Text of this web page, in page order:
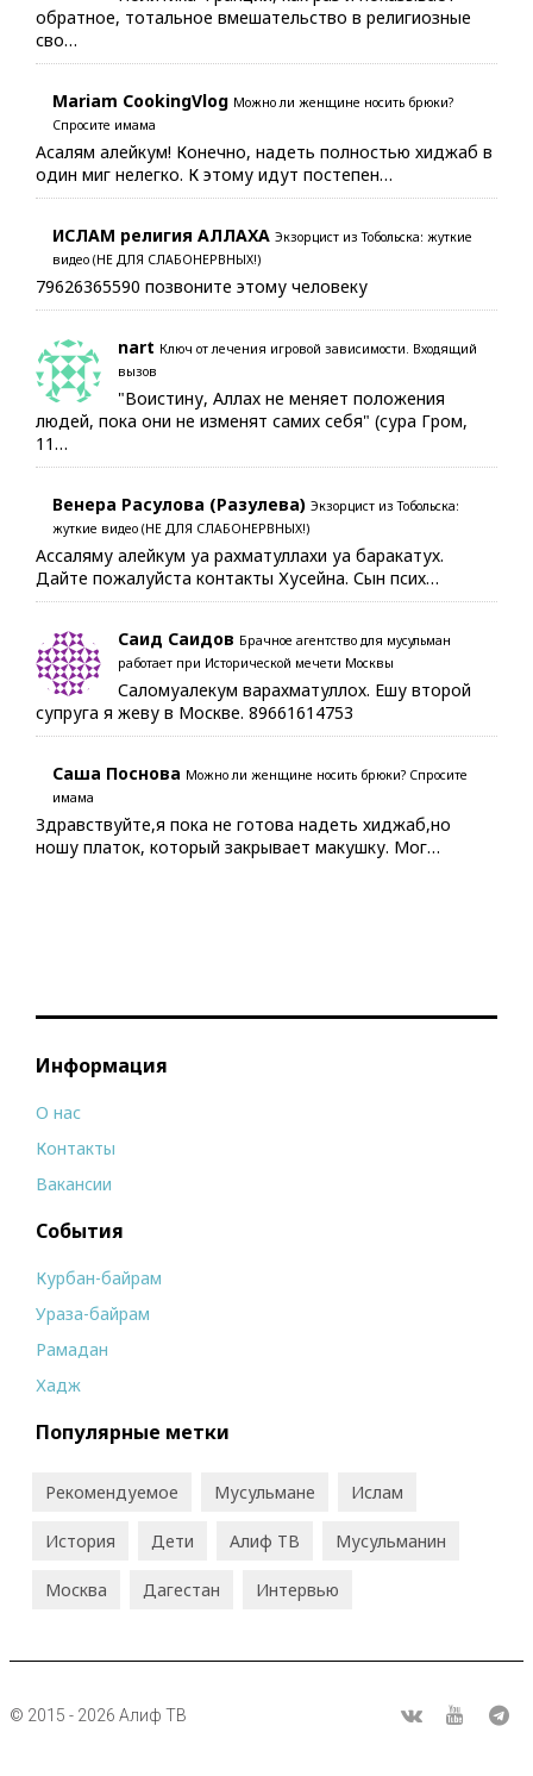
обратное, тотальное вмешательство в религиозные
сво…
Mariam CookingVlog Можно ли женщине носить брюки?
Спросите имама
Асалям алейкум! Конечно, надеть полностью хиджаб в
один миг нелегко. К этому идут постепен…
ИСЛАМ религия АЛЛАХА Экзорцист из Тобольска: жуткие
видео (НЕ ДЛЯ СЛАБОНЕРВНЫХ!)
79626365590 позвоните этому человеку
nart Ключ от лечения игровой зависимости. Входящий
вызов
"Воистину, Аллах не меняет положения
людей, пока они не изменят самих себя" (сура Гром,
11…
Венера Расулова (Разулева) Экзорцист из Тобольска:
жуткие видео (НЕ ДЛЯ СЛАБОНЕРВНЫХ!)
Ассаляму алейкум уа рахматуллахи уа баракатух.
Дайте пожалуйста контакты Хусейна. Сын псих…
Саид Саидов Брачное агентство для мусульман
работает при Исторической мечети Москвы
Саломуалекум варахматуллох. Ешу второй
супруга я жеву в Москве. 89661614753
Саша Поснова Можно ли женщине носить брюки? Спросите
имама
Здравствуйте,я пока не готова надеть хиджаб,но
ношу платок, который закрывает макушку. Мог…
Информация
О нас
Контакты
Вакансии
События
Курбан-байрам
Ураза-байрам
Рамадан
Хадж
Популярные метки
Рекомендуемое Мусульмане Ислам
История Дети Алиф ТВ Мусульманин
Москва Дагестан Интервью
© 2015 - 2026 Алиф ТВ